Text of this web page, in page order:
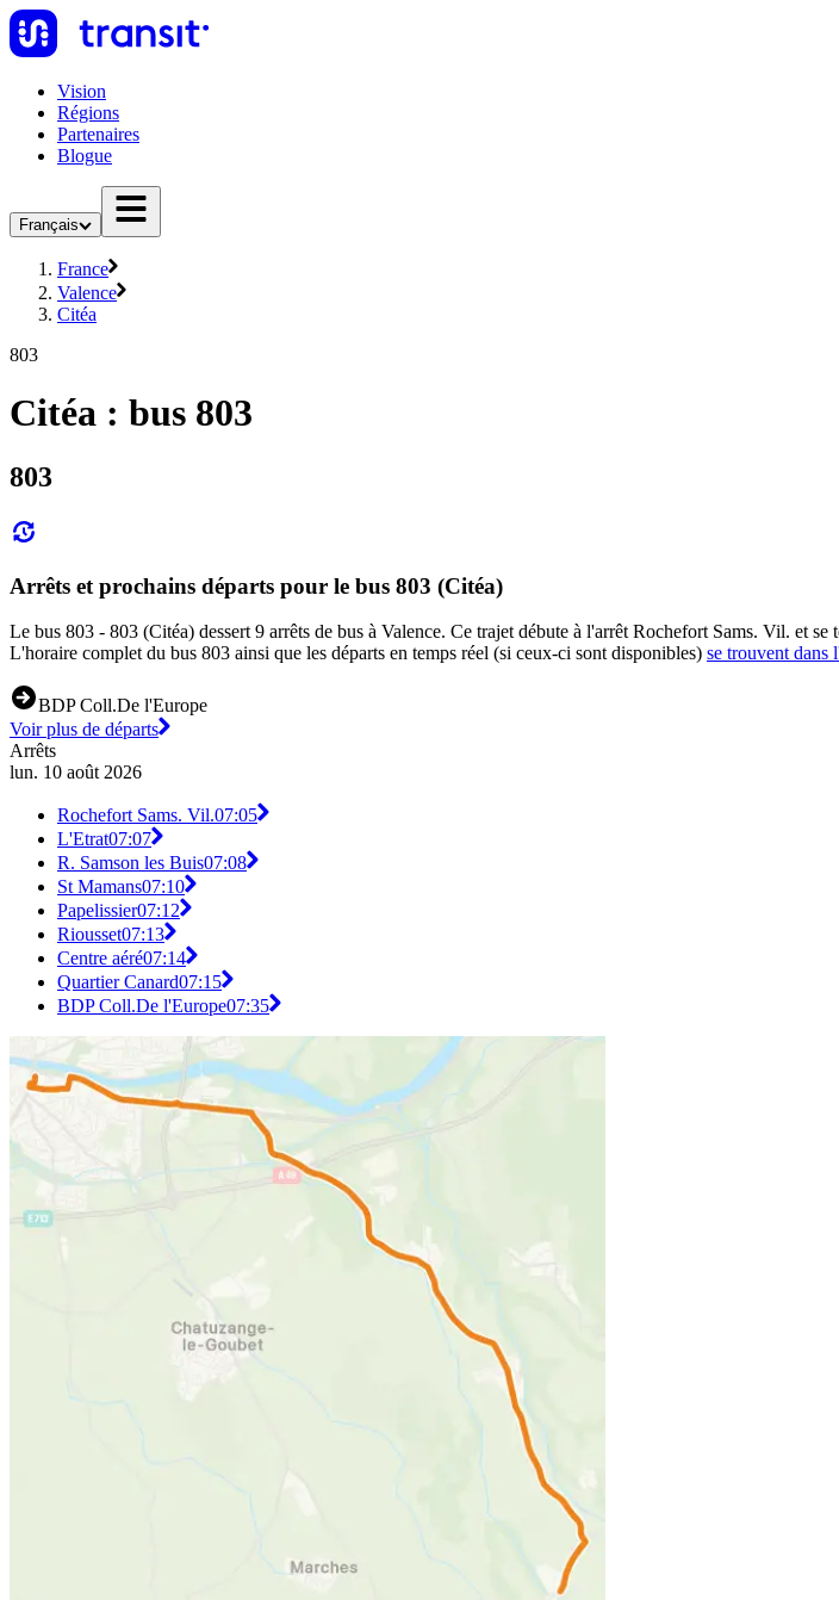
Vision
Régions
Partenaires
Blogue
Français
France
Valence
Citéa
803
Citéa : bus 803
803
Arrêts et prochains départs pour le bus 803 (Citéa)
Le bus 803 - 803 (Citéa) dessert 9 arrêts de bus à Valence. Ce trajet débute à l'arrêt Rochefort Sams. Vil. et
L'horaire complet du bus 803 ainsi que les départs en temps réel (si ceux-ci sont disponibles) se trouvent dans
BDP Coll.De l'Europe
Voir plus de départs
Arrêts
lun. 10 août 2026
Rochefort Sams. Vil.07:05
L'Etrat07:07
R. Samson les Buis07:08
St Mamans07:10
Papelissier07:12
Riousset07:13
Centre aéré07:14
Quartier Canard07:15
BDP Coll.De l'Europe07:35